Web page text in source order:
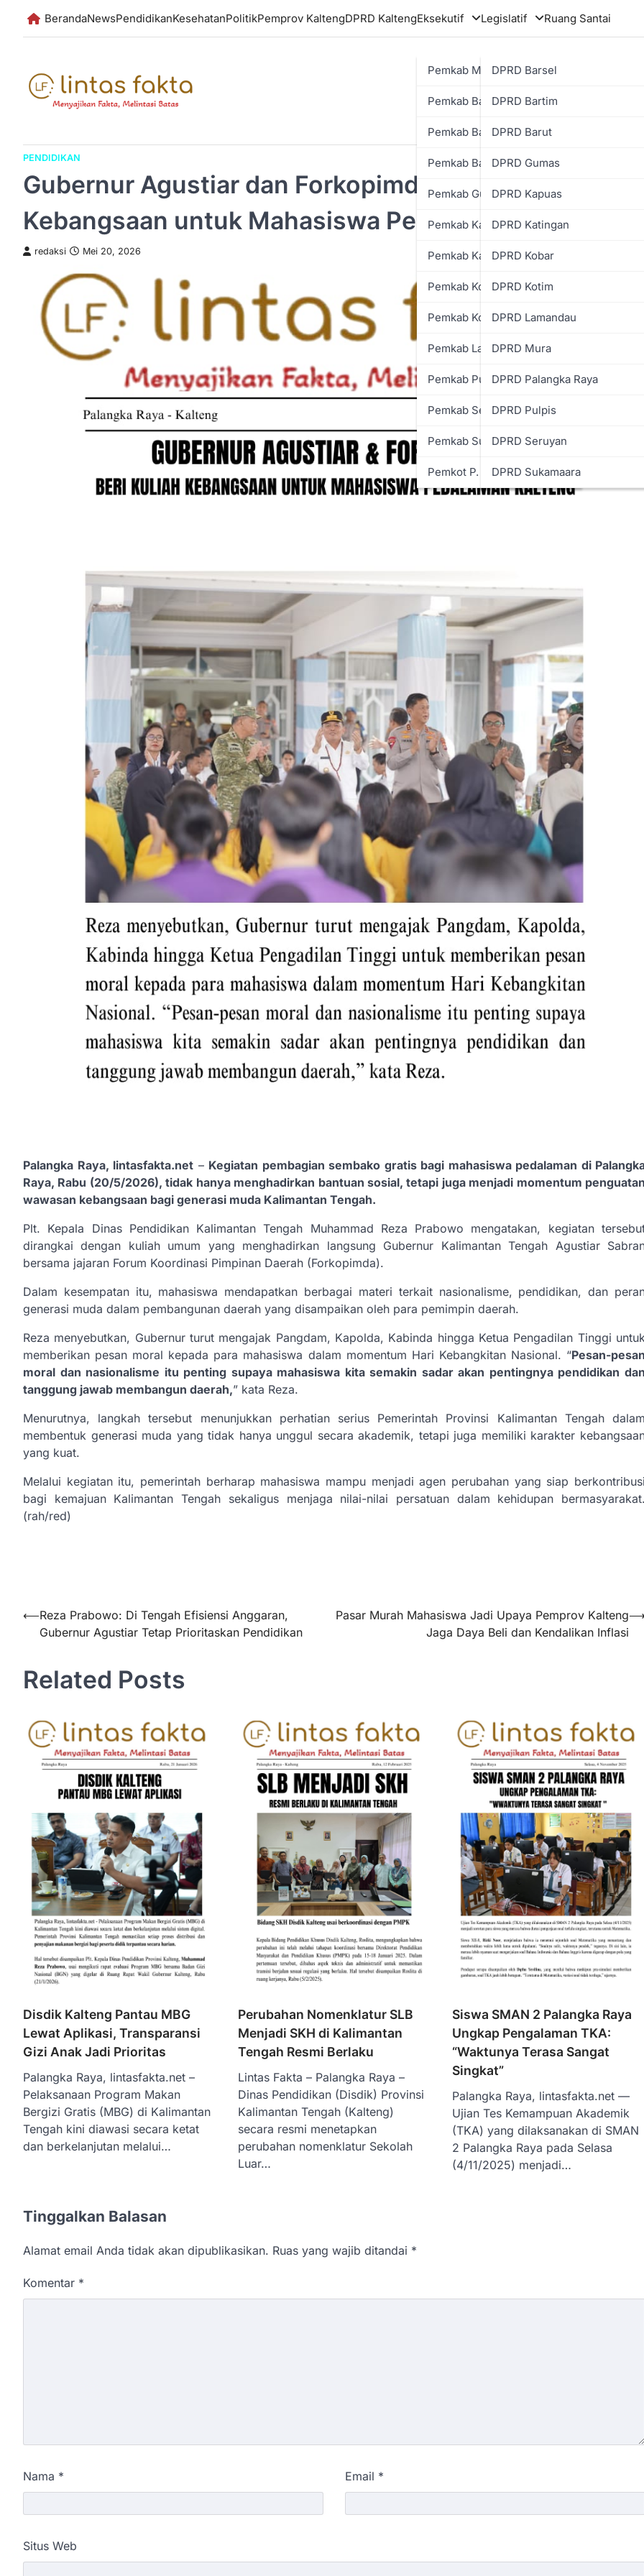
BerandaNewsPendidikanKesehatanPolitikPemprov KaltengDPRD KaltengEksekutif
Pemkab Murung Raya
Pemkab Barsel
Pemkab Bartim
Pemkab Barut
Pemkab Gumas
Pemkab Kapuas
Pemkab Katingan
Pemkab Kobar
Pemkab Kotim
Pemkab Lamandau
Pemkab Pulpis
Pemkab Seruyan
Pemkab Sukamara
Pemkot P. Raya
Legislatif
DPRD Barsel
DPRD Bartim
DPRD Barut
DPRD Gumas
DPRD Kapuas
DPRD Katingan
DPRD Kobar
DPRD Kotim
DPRD Lamandau
DPRD Mura
DPRD Palangka Raya
DPRD Pulpis
DPRD Seruyan
DPRD Sukamaara
Ruang Santai
PENDIDIKAN
Gubernur Agustiar dan Forkopimda Beri Kuliah
Kebangsaan untuk Mahasiswa Pedalaman Kalteng
redaksi Mei 20, 2026
Palangka Raya, lintasfakta.net – Kegiatan pembagian sembako gratis bagi mahasiswa pedalaman di
Raya, Rabu (20/5/2026), tidak hanya menghadirkan bantuan sosial, tetapi juga menjadi momentum penguatan
wawasan kebangsaan bagi generasi muda Kalimantan Tengah.
Plt. Kepala Dinas Pendidikan Kalimantan Tengah Muhammad Reza Prabowo mengatakan, kegiatan
dirangkai dengan kuliah umum yang menghadirkan langsung Gubernur Kalimantan Tengah Agustiar
bersama jajaran Forum Koordinasi Pimpinan Daerah (Forkopimda).
Dalam kesempatan itu, mahasiswa mendapatkan berbagai materi terkait nasionalisme, pendidikan, dan
generasi muda dalam pembangunan daerah yang disampaikan oleh para pemimpin daerah.
Reza menyebutkan, Gubernur turut mengajak Pangdam, Kapolda, Kabinda hingga Ketua Pengadilan Tinggi untuk
memberikan pesan moral kepada para mahasiswa dalam momentum Hari Kebangkitan Nasional. “Pesan-pesan
moral dan nasionalisme itu penting supaya mahasiswa kita semakin sadar akan pentingnya pendidikan dan
tanggung jawab membangun daerah,” kata Reza.
Menurutnya, langkah tersebut menunjukkan perhatian serius Pemerintah Provinsi Kalimantan Tengah dalam
membentuk generasi muda yang tidak hanya unggul secara akademik, tetapi juga memiliki karakter
yang kuat.
Melalui kegiatan itu, pemerintah berharap mahasiswa mampu menjadi agen perubahan yang siap berkontribusi
bagi kemajuan Kalimantan Tengah sekaligus menjaga nilai-nilai persatuan dalam kehidupan bermasyarakat.
(rah/red)
Navigasi
pos
⟵Reza Prabowo: Di Tengah Efisiensi Anggaran,
Gubernur Agustiar Tetap Prioritaskan Pendidikan
Pasar Murah Mahasiswa Jadi Upaya Pemprov Kalteng
Jaga Daya Beli dan Kendalikan Inflasi
⟶
Related Posts
Disdik Kalteng Pantau MBG
Lewat Aplikasi, Transparansi
Gizi Anak Jadi Prioritas
Palangka Raya, lintasfakta.net –
Pelaksanaan Program Makan
Bergizi Gratis (MBG) di Kalimantan
Tengah kini diawasi secara ketat
dan berkelanjutan melalui…
Perubahan Nomenklatur SLB
Menjadi SKH di Kalimantan
Tengah Resmi Berlaku
Lintas Fakta – Palangka Raya –
Dinas Pendidikan (Disdik) Provinsi
Kalimantan Tengah (Kalteng)
secara resmi menetapkan
perubahan nomenklatur Sekolah
Luar…
Siswa SMAN 2 Palangka Raya
Ungkap Pengalaman TKA:
“Waktunya Terasa Sangat
Singkat”
Palangka Raya, lintasfakta.net —
Ujian Tes Kemampuan Akademik
(TKA) yang dilaksanakan di SMAN
2 Palangka Raya pada Selasa
(4/11/2025) menjadi…
Tinggalkan Balasan
Alamat email Anda tidak akan dipublikasikan. Ruas yang wajib ditandai *
Komentar *
Nama * Email *
Situs Web